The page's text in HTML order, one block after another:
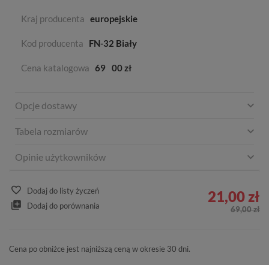
Kraj producenta europejskie
Kod producenta FN-32 Biały
Cena katalogowa 69 00 zł
Opcje dostawy
Tabela rozmiarów
Opinie użytkowników
Dodaj do listy życzeń
Dodaj do porównania
21,00 zł
69,00 zł
Cena po obniżce jest najniższą ceną w okresie 30 dni.